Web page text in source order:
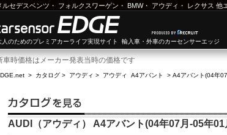
ルセデスベンツ ・ フォルクスワーゲン ・ BMW・ アウディ ・ レクサス 他
人のためのプレミアカーライフ実現サイト 輸入車・外車のカーセンサーエッジ
車時価格はメーカー発表当時の価格です
> カタログ > アウディ > アウディ A4アバント > A4アバント(04年
AUDI（アウディ） A4アバント(04年07月-05年01